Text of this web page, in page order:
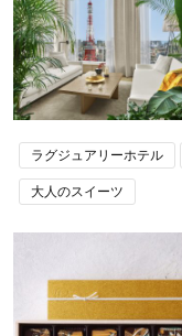
ラグジュアリーホテル
大人のスイーツ